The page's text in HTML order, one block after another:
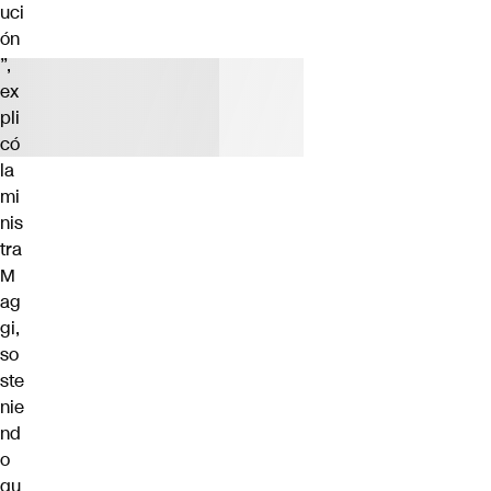
uci
ón
”,
ex
pli
có
la
mi
nis
tra
M
ag
gi,
so
ste
nie
nd
o
qu